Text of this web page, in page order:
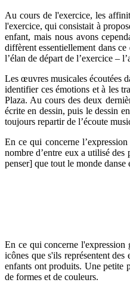
Au cours de l'exercice, les
l'exercice, qui consistait à
enfant, mais nous avons
diffèrent essentiellement dans
l’élan de départ de l’exercice –
Les œuvres musicales écoutées
identifier ces émotions et à les
Plaza. Au cours des deux
écrite en dessin, puis le dessin
toujours repartir de l’écoute
En ce qui concerne
nombre d’entre eux a utilisé
penser] que tout le monde danse
En ce qui concerne l'expression
icônes que s'ils représentent
enfants ont produits. Une petite
de formes et de couleurs.